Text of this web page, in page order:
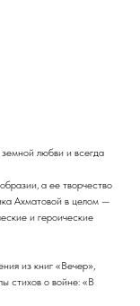
любви и всегда
а ее творчество
Ахматовой в целом —
и героические
из книг «Вечер»,
стихов о войне: «В